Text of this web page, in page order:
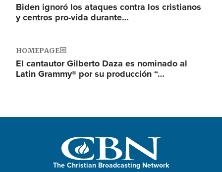
Biden ignoró los ataques contra los cristianos
y centros pro-vida durante…
HOMEPAGE
El cantautor Gilberto Daza es nominado al
Latin Grammy® por su producción “…
The Christian Broadcasting Network